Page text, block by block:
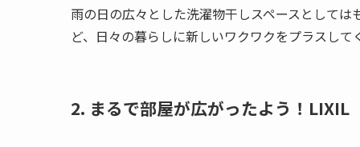
雨の日の広々とした洗濯物干しスペースとして
ど、日々の暮らしに新しいワクワクをプラスして
2. まるで部屋が広がったよう！